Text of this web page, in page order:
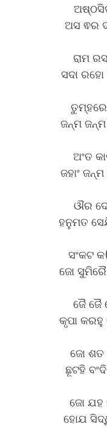
ଅସ ଵର
ରାମ
ସଦା ରହୋ
ଜନ୍ମ ଜନ୍ମ
ଅଂତ
ଜହାଂ
ଔର
ହନୁମତ
ସଂକଟ
ଜୋ ସୁମିରୈ
ଜୈ ଜୈ
କୃପା କରହୁ
ଜୋ ଶତ
ଛୂଟହି
ଜୋ ଯହ
ହୋଯ